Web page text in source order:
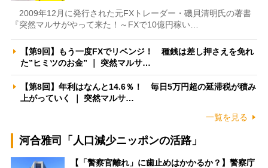
2009年12月に発行された元FXトレーダー・磯貝清明氏の著書
『突然マルサがやって来た！～FXで10億円稼い…
【第9回】もう一度FXでリベンジ！ 種銭は差し押さえを免れ
た”ヒミツのお金” ｜ 突然マルサ…
【第8回】年利はなんと14.6％！ 毎日5万円超の延滞税が積み
上がっていく ｜ 突然マルサ…
一覧を見る
河合雅司「人口減少ニッポンの活路」
【「警察官離れ」に歯止めはかかるか？】警察庁